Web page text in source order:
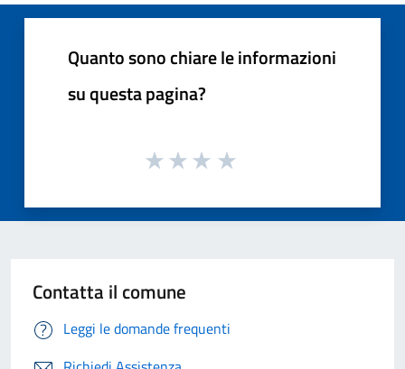
Quanto sono chiare le informazioni
su questa pagina?
Contatta il comune
Leggi le domande frequenti